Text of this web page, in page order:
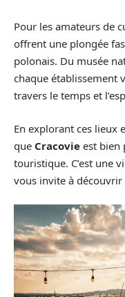
Pour les amateurs de
offrent une plongée
polonais. Du musée
chaque établissement
travers le temps et
En explorant ces lieux
que Cracovie est bien
touristique. C’est une
vous invite à découvrir